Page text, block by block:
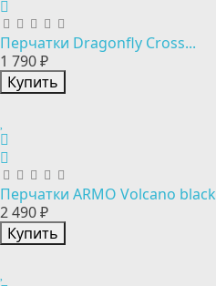
Перчатки Dragonfly Cross...
1 790 ₽
Купить
Перчатки ARMO Volcano black
2 490 ₽
Купить